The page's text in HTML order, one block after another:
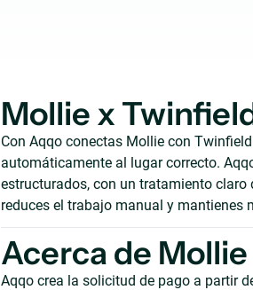
Mollie x
Con Aqqo conectas Mollie con
automáticamente al lugar correcto.
estructurados, con un tratamiento
reduces el trabajo manual y mantienes
Acerca de Mollie
Aqqo crea la solicitud de pago a partir